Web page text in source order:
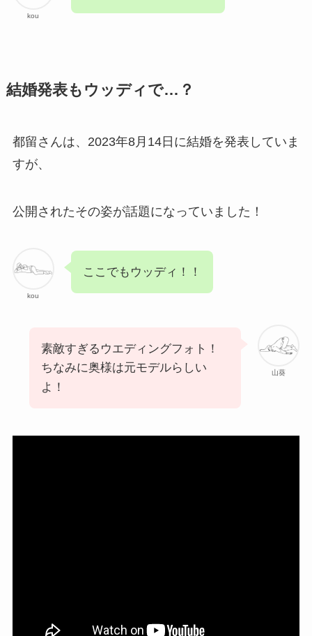
kou
結婚発表もウッディで…？
都留さんは、2023年8月14日に結婚を発表していま
すが、
公開されたその姿が話題になっていました！
kou
ここでもウッディ！！
山葵
素敵すぎるウエディングフォト！
ちなみに奥様は元モデルらしい
よ！